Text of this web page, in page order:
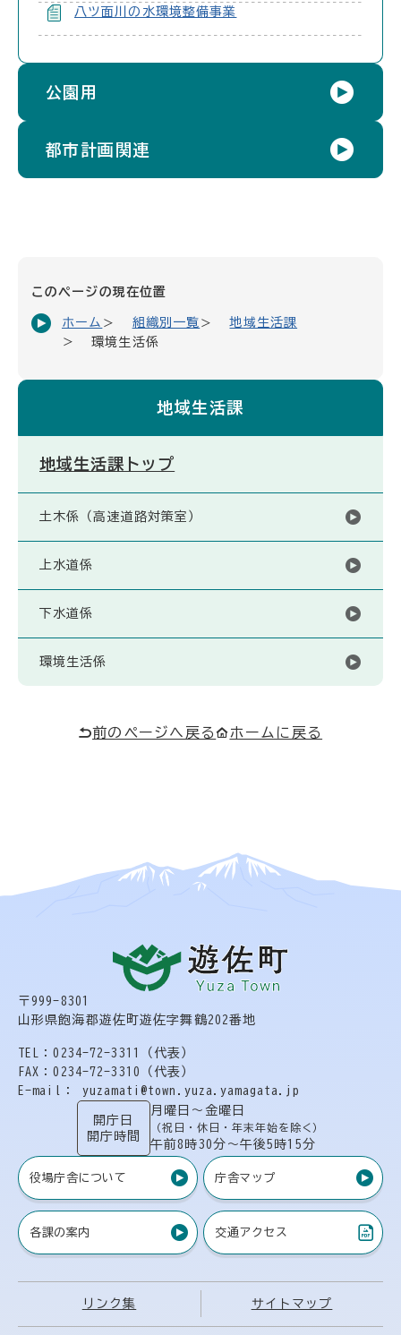
八ツ面川の水環境整備事業
公園用
都市計画関連
このページの現在位置
ホーム 組織別一覧
地域生活課
環境生活係
地域生活課
地域生活課トップ
土木係（高速道路対策室）
上水道係
下水道係
環境生活係
前のページへ戻る ホームに戻る
〒999-8301
山形県飽海郡遊佐町遊佐字舞鶴202番地
TEL：0234-72-3311（代表）
FAX：0234-72-3310（代表）
E-mail： yuzamati@town.yuza.yamagata.jp
開庁日
開庁時間
月曜日〜金曜日
（祝日・休日・年末年始を除く）
午前8時30分〜午後5時15分
役場庁舎について 庁舎マップ
各課の案内 交通アクセス
（PDF）
リンク集 サイトマップ